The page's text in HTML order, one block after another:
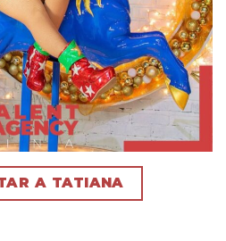
A TATIANA